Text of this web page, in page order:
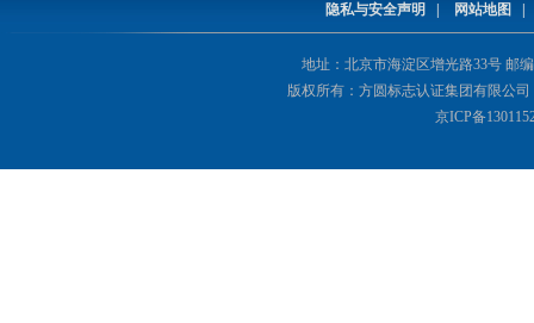
隐私与安全声明 网站地图
地址：北京市海淀区增光路33号 邮编
版权所有：方圆标志认证集团有限公司
京ICP备